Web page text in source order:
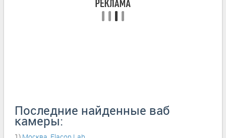
Последние найденные ваб
камеры: